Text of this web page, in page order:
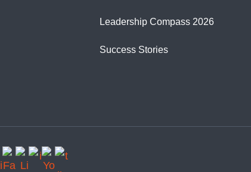
Leadership Compass 2026
Success Stories